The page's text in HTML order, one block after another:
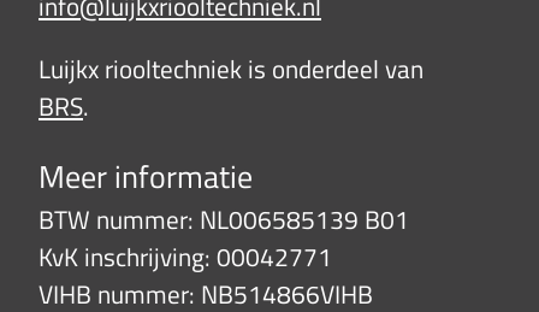
Luijkx riooltechniek is onderdeel van
BRS.
Meer informatie
BTW nummer: NL006585139 B01
KvK inschrijving: 00042771
VIHB nummer: NB514866VIHB